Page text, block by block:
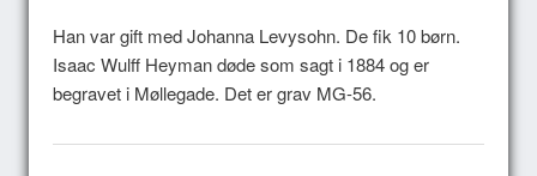
Han var gift med Johanna Levysohn. De fik 10 børn.
Isaac Wulff Heyman døde som sagt i 1884 og er
begravet i Møllegade. Det er grav MG-56.